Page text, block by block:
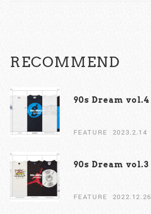
RECOMMEND
FEATURE 2023.2.14
90s Dream vol.4
FEATURE 2022.12.26
90s Dream vol.3